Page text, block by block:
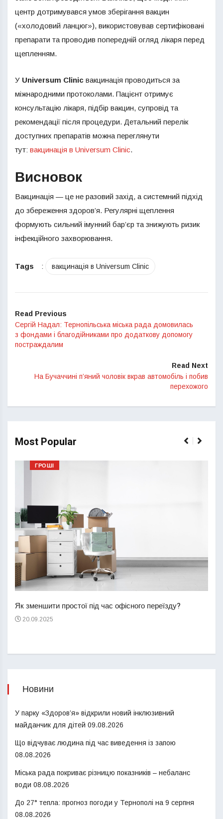
центр дотримувався умов зберігання вакцин
(«холодовий ланцюг»), використовував сертифіковані
препарати та проводив попередній огляд лікаря перед
щепленням.
У Universum Clinic вакцинація проводиться за
міжнародними протоколами. Пацієнт отримує
консультацію лікаря, підбір вакцин, супровід та
рекомендації після процедури. Детальний перелік
доступних препаратів можна переглянути
тут: вакцинація в Universum Clinic.
Висновок
Вакцинація — це не разовий захід, а системний підхід
до збереження здоров’я. Регулярні щеплення
формують сильний імунний бар’єр та знижують ризик
інфекційного захворювання.
Tags : вакцинація в Universum Clinic
Read Previous
Сергій Надал: Тернопільська міська рада домовилась
з фондами і благодійниками про додаткову допомогу
постраждалим
Read Next
На Бучаччині п’яний чоловік вкрав автомобіль і побив
перехожого
Most Popular
ГРОШІ
Як зменшити простої під час офісного переїзду?
20.09.2025
Новини
У парку «Здоров’я» відкрили новий інклюзивний
майданчик для дітей 09.08.2026
Що відчуває людина під час виведення із запою
08.08.2026
Міська рада покриває різницю показників – небаланс
води 08.08.2026
До 27° тепла: прогноз погоди у Тернополі на 9 серпня
08.08.2026